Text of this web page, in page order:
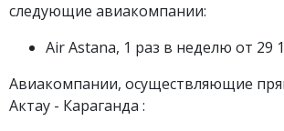
следующие авиакомпании:
Air Astana, 1 раз в неделю от 29
Авиакомпании, осуществляющие
Актау - Караганда :